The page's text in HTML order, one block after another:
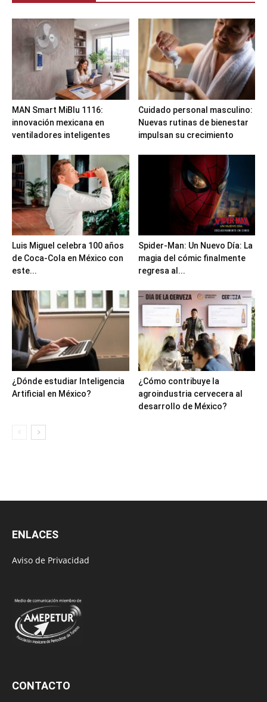
MAN Smart MiBlu 1116:
innovación mexicana en
ventiladores inteligentes
Cuidado personal masculino:
Nuevas rutinas de bienestar
impulsan su crecimiento
Luis Miguel celebra 100 años
de Coca-Cola en México con
este...
Spider-Man: Un Nuevo Día: La
magia del cómic finalmente
regresa al...
¿Dónde estudiar Inteligencia
Artificial en México?
¿Cómo contribuye la
agroindustria cervecera al
desarrollo de México?
ENLACES
Aviso de Privacidad
CONTACTO